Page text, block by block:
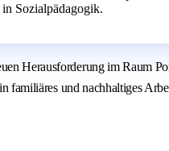
Sozialpädagogik.
Herausforderung im Raum
und nachhaltiges